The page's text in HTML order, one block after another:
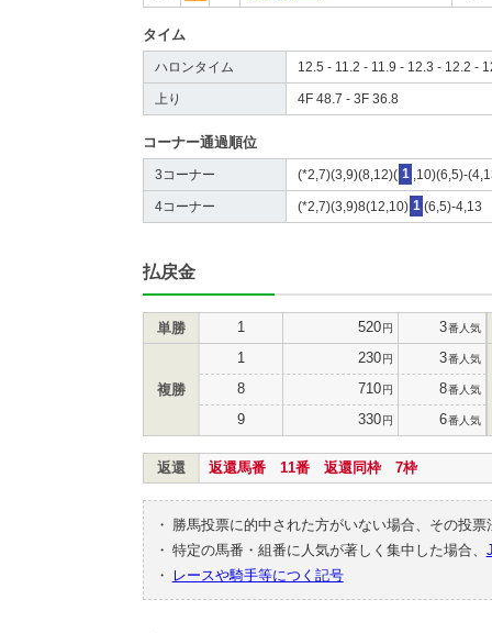
タイム
ハロンタイム 12.5 - 11.2 - 11.9 - 12.3 - 12.2 -
上り 4F 48.7 - 3F 36.8
コーナー通過順位
3コーナー (*2,7)(3,9)(8,12)( 1 ,10)(6,5)-
4コーナー (*2,7)(3,9)8(12,10) 1 (6,5)-4,13
払戻金
単勝 1 520円 3番人気
複勝
1 230円 3番人気
8 710円 8番人気
9 330円 6番人気
返還 返還馬番 11番 返還同枠 7枠
・
勝馬投票に的中された方がいない場合、その投
・ 特定の馬番・組番に人気が著しく集中した場合、
・
レースや騎手等につく記号